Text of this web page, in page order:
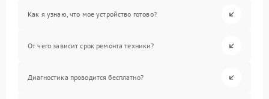
Как я узнаю, что мое устройство готово?
От чего зависит срок ремонта техники?
Диагностика проводится бесплатно?